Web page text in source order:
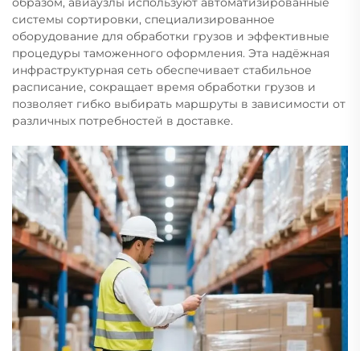
системы сортировки, специализированное
оборудование для обработки грузов и эффективные
процедуры таможенного оформления. Эта надёжная
инфраструктурная сеть обеспечивает стабильное
расписание, сокращает время обработки грузов и
позволяет гибко выбирать маршруты в зависимости от
различных потребностей в доставке.